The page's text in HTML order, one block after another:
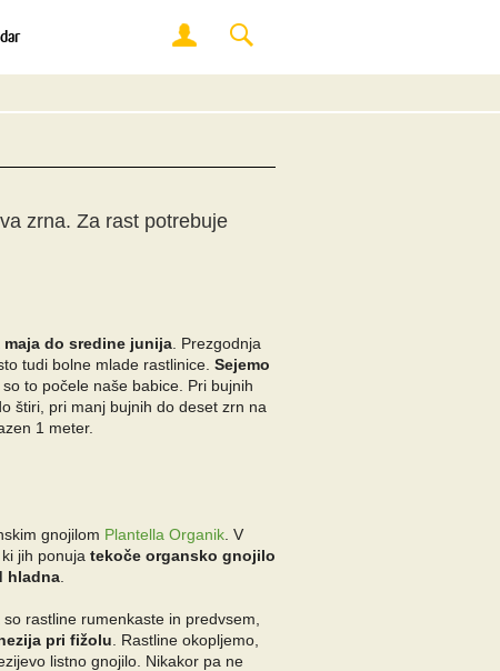
zrna. Za rast potrebuje
do sredine junija . Prezgodnja
tudi bolne mlade rastlinice. Sejemo
so to počele naše babice. Pri bujnih
štiri, pri manj bujnih do deset zrn na
1 meter.
gnojilom Plantella Organik . V
jih ponuja tekoče organsko gnojilo
hladna
so rastline rumenkaste in predvsem,
pri fižolu . Rastline okopljemo,
listno gnojilo. Nikakor pa ne